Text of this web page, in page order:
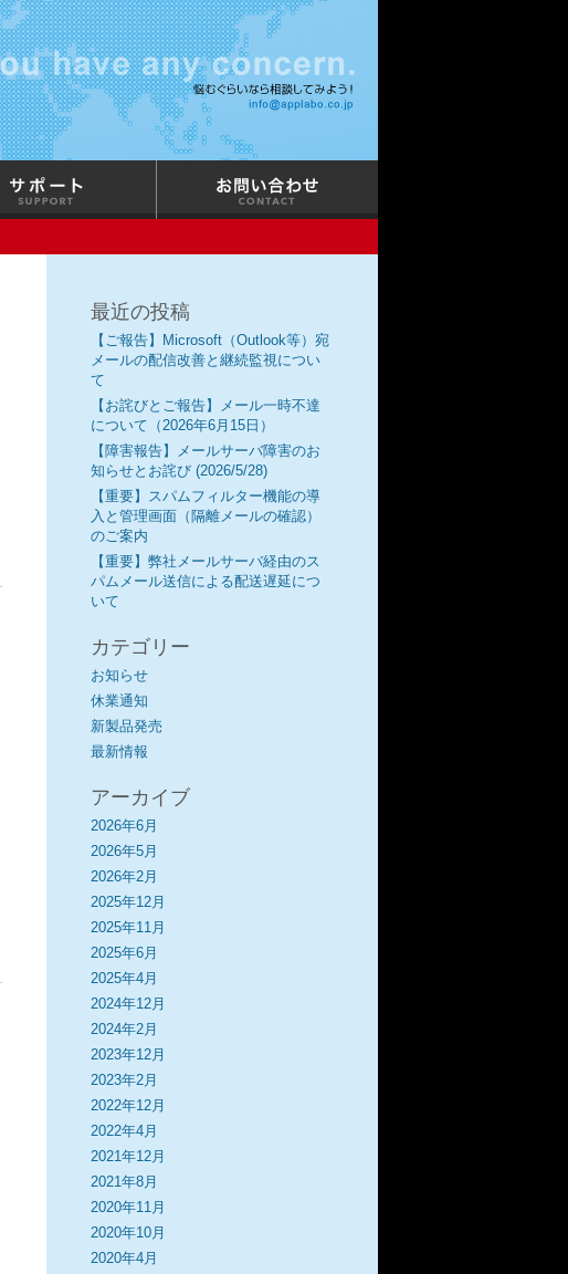
最近の投稿
【ご報告】Microsoft（Outlook等）宛
メールの配信改善と継続監視につい
て
【お詫びとご報告】メール一時不達
について（2026年6月15日）
【障害報告】メールサーバ障害のお
知らせとお詫び (2026/5/28)
【重要】スパムフィルター機能の導
入と管理画面（隔離メールの確認）
のご案内
【重要】弊社メールサーバ経由のス
パムメール送信による配送遅延につ
いて
カテゴリー
お知らせ
休業通知
新製品発売
最新情報
アーカイブ
2026年6月
2026年5月
2026年2月
2025年12月
2025年11月
2025年6月
2025年4月
2024年12月
2024年2月
2023年12月
2023年2月
2022年12月
2022年4月
2021年12月
2021年8月
2020年11月
2020年10月
2020年4月